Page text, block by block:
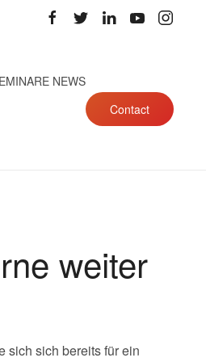
NEWS
Contact
weiter
sich sich bereits für ein